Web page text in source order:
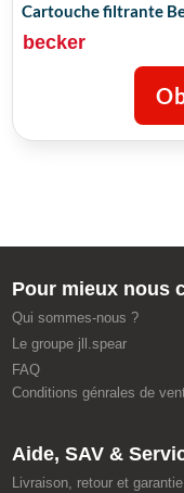
Cartouche filtrante
becker
Pour mieux nous
Qui sommes-nous ?
Le groupe jll.spear
FAQ
Conditions génrales de
Aide, SAV &
Livraison, retour et garantie